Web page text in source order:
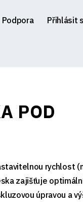
Podpora Přihlásit
POD
rychlost
zajišťuje
úpravou a